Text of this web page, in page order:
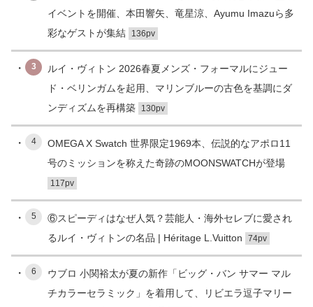
イベントを開催、本田響矢、竜星涼、Ayumu Imazuら多
彩なゲストが集結
136pv
3
ルイ・ヴィトン 2026春夏メンズ・フォーマルにジュー
ド・ベリンガムを起用、マリンブルーの古色を基調にダ
ンディズムを再構築
130pv
4
OMEGA X Swatch 世界限定1969本、伝説的なアポロ11
号のミッションを称えた奇跡のMOONSWATCHが登場
117pv
5
⑥スピーディはなぜ人気？芸能人・海外セレブに愛され
るルイ・ヴィトンの名品 | Héritage L.Vuitton
74pv
6
ウブロ 小関裕太が夏の新作「ビッグ・バン サマー マル
チカラーセラミック」を着用して、リビエラ逗子マリー